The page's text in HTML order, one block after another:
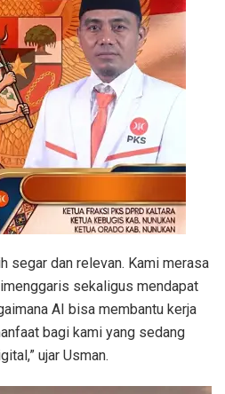
segar dan relevan. Kami merasa
sekaligus mendapat
AI bisa membantu kerja
bagi kami yang sedang
ujar Usman.